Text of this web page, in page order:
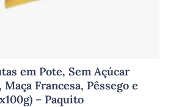
em Pote, Sem Açúcar
Francesa, Pêssego e
– Paquito